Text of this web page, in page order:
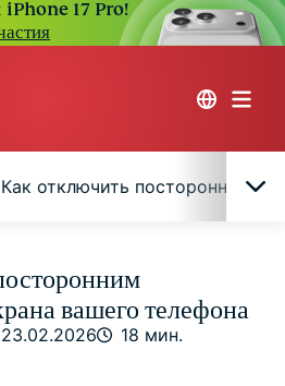
iPhone 17 Pro!
Как отключить посторонних от
экран телефона
дублирует ваш телефон
вашего телефона
23.02.2026
18 мин.